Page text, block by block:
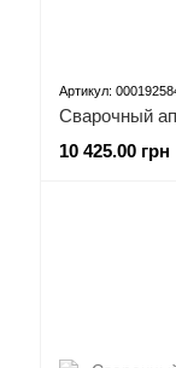
Артикул:
Сварочный
10 425.00 грн